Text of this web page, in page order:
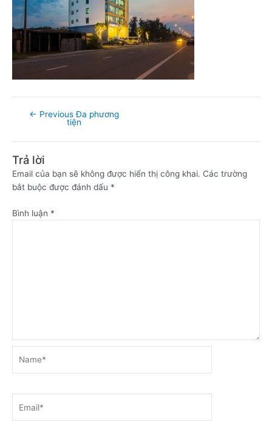
← Previous Đa phương
tiện
Trả lời
Email của bạn sẽ không được hiển thị công khai. Các trường
bắt buộc được đánh dấu *
Bình luận *